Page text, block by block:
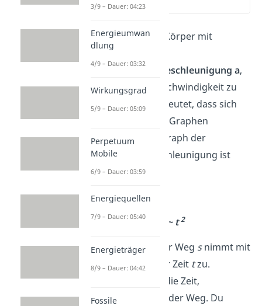
(03:13)
Bewegt sich ein Körper mit
konstanter
gleichmäßiger
Beschleunigung a,
nimmt seine Geschwindigkeit zu
oder ab. Das bedeutet, dass sich
die Steigung des Graphen
verändert. Der Graph der
konstanten Beschleunigung ist
eineParabel
Dabei gilt:
s ~ t2
Das bedeutet, der Weg snimmt mit
dem Quadrat der Zeit tzu.
Verdoppelt sich die Zeit,
vervierfacht sich der Weg. Du
3/9 – Dauer: 04:23
Energieumwan
dlung
4/9 – Dauer: 03:32
Wirkungsgrad
5/9 – Dauer: 05:09
Perpetuum
Mobile
6/9 – Dauer: 03:59
Energiequellen
7/9 – Dauer: 05:40
Energieträger
8/9 – Dauer: 04:42
Fossile